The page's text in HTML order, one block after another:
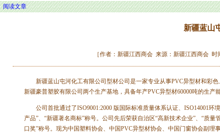
阅读文章
新疆蓝山
［作者：新疆江西商会 来源：新疆江西商会 时
新疆蓝山屯河化工有限公司型材公司是一家专业从事PVC异型材和彩
新疆豪普塑胶有限公司两个生产基地，具备年产PVC异型材60000吨的生
公司首批通过了ISO9001:2000 版国际标准质量体系认证、ISO14001环
产品”、“新疆著名商标”称号。公司先后荣获自治区“高新技术企业”、“质
口奖”称号。现为中国塑料协会、中国PVC异型材协会、中国门窗协会副